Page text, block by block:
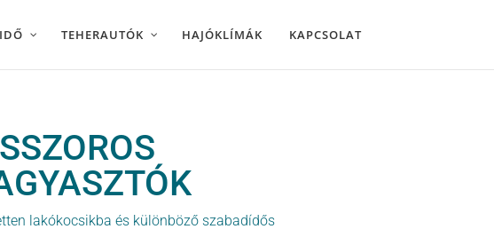
TEHERAUTÓK HAJÓKLÍMÁK KAPCSOLAT
lakókocsikba és különböző szabadídős